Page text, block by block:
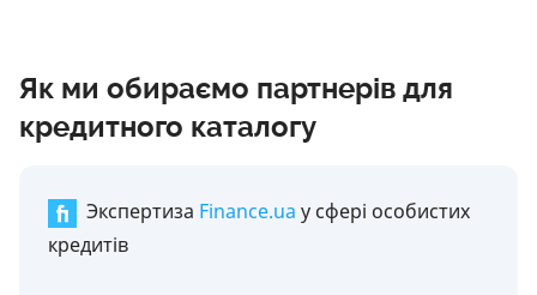
Як ми обираємо партнерів для
кредитного каталогу
Экспертиза Finance.ua у сфері особистих
кредитів